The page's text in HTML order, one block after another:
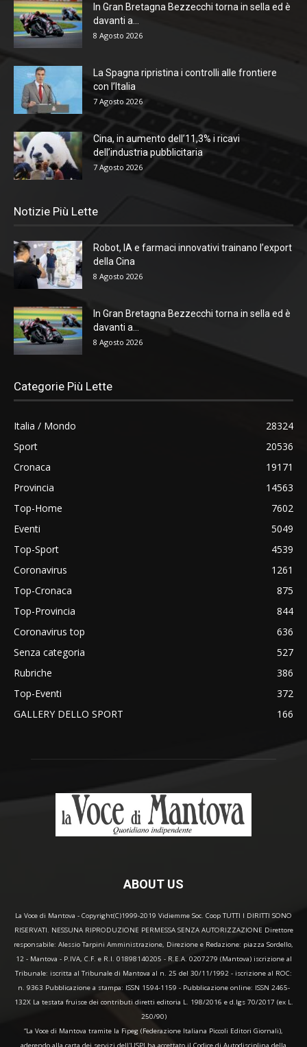
In Gran Bretagna Bezzecchi torna in sella ed è
davanti a...
8 Agosto 2026
La Spagna ripristina i controlli alle frontiere
con l’Italia
7 Agosto 2026
Cina, in aumento dell’11,3% i ricavi
dell’industria pubblicitaria
7 Agosto 2026
Notizie Più Lette
Robot, IA e farmaci innovativi trainano l’export
della Cina
8 Agosto 2026
In Gran Bretagna Bezzecchi torna in sella ed è
davanti a...
8 Agosto 2026
Categorie Più Lette
Italia / Mondo
28324
Sport
20536
Cronaca
19171
Provincia
14563
Top-Home
7602
Eventi
5049
Top-Sport
4539
Coronavirus
1261
Top-Cronaca
875
Top-Provincia
844
Coronavirus top
636
Senza categoria
527
Rubriche
386
Top-Eventi
372
GALLERY DELLO SPORT
166
ABOUT US
La Voce di Mantova - Copyright(C)1999-2019 Vidiemme Soc. Coop TUTTI I DIRITTI SONO
RISERVATI. NESSUNA RIPRODUZIONE PERMESSA SENZA AUTORIZZAZIONE Direttore
responsabile: Alessio Tarpini Amministrazione, Direzione e Redazione: piazza Sordello,
12 - Mantova - P.IVA, C.F. e R.I. 01898140205 - R.E.A. 0207279 (Mantova) iscrizione al
Tribunale: iscritta al Tribunale di Mantova al n. 25 del 30/11/1992 - iscrizione al ROC:
n. 9363 Pubblicazione a stampa: ISSN 1594-1159 - Pubblicazione online: ISSN 2465-
132X La testata fruisce dei contributi diretti editoria L. 198/2016 e d.lgs 70/2017 (ex L.
250/90)
“La Voce di Mantova tramite la Fipeg (Federazione Italiana Piccoli Editori Giornali),